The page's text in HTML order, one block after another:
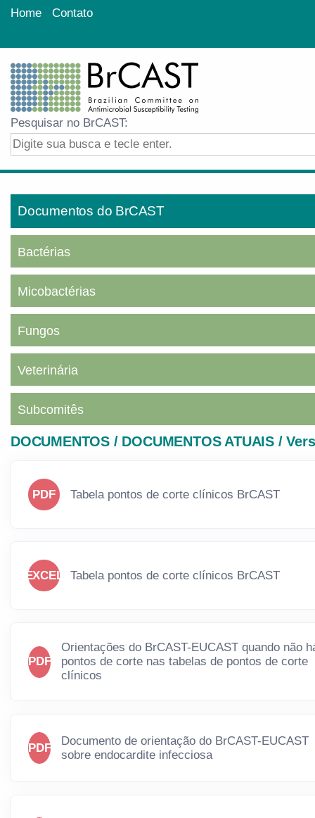
Home Contato
Pesquisar no BrCAST:
Documentos do BrCAST
Bactérias
Micobactérias
Fungos
Veterinária
Subcomitês
DOCUMENTOS / DOCUMENTOS ATUAIS /
PDF Tabela pontos de corte clínicos BrCAST
EXCEL Tabela pontos de corte clínicos BrCAST
PDF
Orientações do BrCAST-EUCAST quando não
pontos de corte nas tabelas de pontos de corte
clínicos
PDF
Documento de orientação do BrCAST-EUCAST
sobre endocardite infecciosa